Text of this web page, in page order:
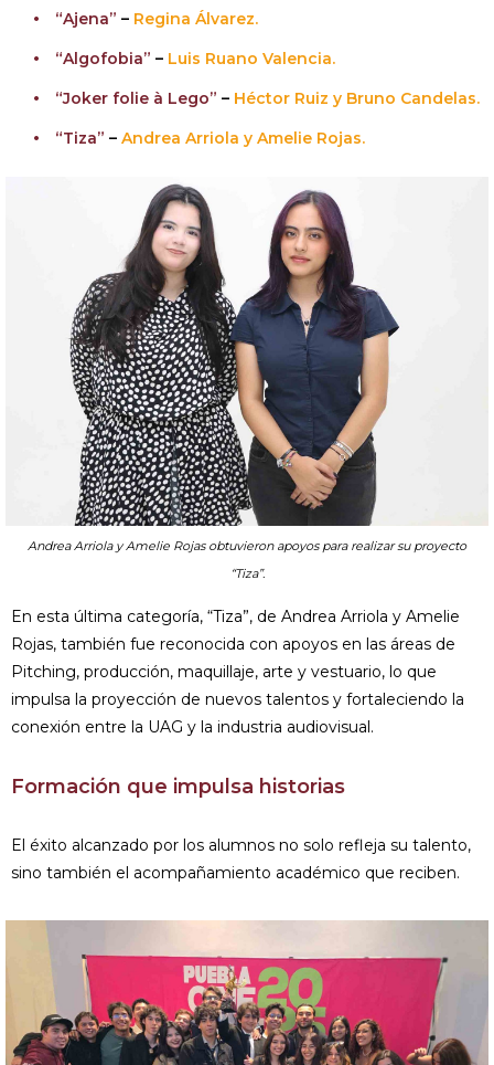
“Ajena” – Regina Álvarez.
“Algofobia” – Luis Ruano Valencia.
“Joker folie à Lego” – Héctor Ruiz y Bruno Candelas.
“Tiza” – Andrea Arriola y Amelie Rojas.
Andrea Arriola y Amelie Rojas obtuvieron apoyos para realizar su proyecto
“Tiza”.
En esta última categoría, “Tiza”, de Andrea Arriola y Amelie
Rojas, también fue reconocida con apoyos en las áreas de
Pitching, producción, maquillaje, arte y vestuario, lo que
impulsa la proyección de nuevos talentos y fortaleciendo la
conexión entre la UAG y la industria audiovisual.
Formación que impulsa historias
El éxito alcanzado por los alumnos no solo refleja su talento,
sino también el acompañamiento académico que reciben.